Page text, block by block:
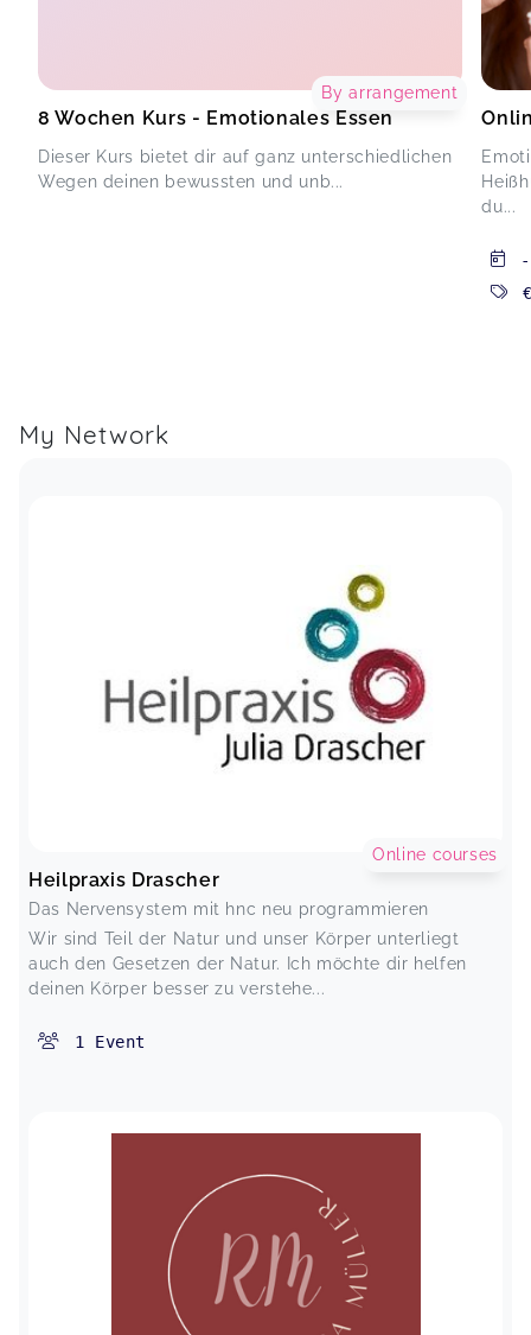
8 Wochen Kurs - Emotionales Essen
Dieser Kurs bietet dir auf ganz unterschiedlichen
Wegen deinen bewussten und unb...
By arrangement
du...
-
My Network
Heilpraxis Drascher
Das Nervensystem mit hnc neu programmieren
Wir sind Teil der Natur und unser Körper unterliegt
auch den Gesetzen der Natur. Ich möchte dir helfen
deinen Körper besser zu verstehe...
Online courses
1 Event